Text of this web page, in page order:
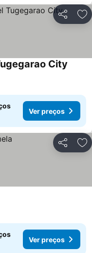
Partilhar
City
Ver preços
Partilhar
Ver preços